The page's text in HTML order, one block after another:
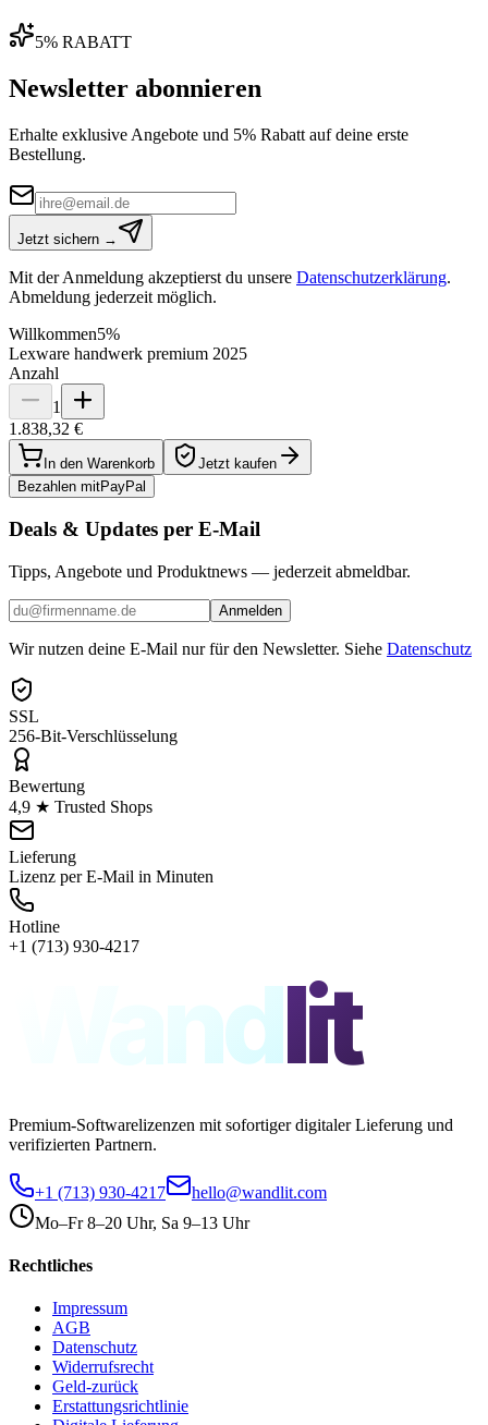
5% RABATT
Newsletter abonnieren
Erhalte exklusive Angebote und 5% Rabatt auf deine erste
Bestellung.
Jetzt sichern →
Mit der Anmeldung akzeptierst du unsere Datenschutzerklärung.
Abmeldung jederzeit möglich.
Willkommen5%
Lexware handwerk premium 2025
Anzahl
1
1.838,32 €
In den Warenkorb
Jetzt kaufen
Bezahlen mitPayPal
Deals & Updates per E-Mail
Tipps, Angebote und Produktnews — jederzeit abmeldbar.
Anmelden
Wir nutzen deine E-Mail nur für den Newsletter. Siehe Datenschutz
SSL
256-Bit-Verschlüsselung
Bewertung
4,9 ★ Trusted Shops
Lieferung
Lizenz per E-Mail in Minuten
Hotline
+1 (713) 930-4217
Wandlit
Premium-Softwarelizenzen mit sofortiger digitaler Lieferung und
verifizierten Partnern.
+1 (713) 930-4217
hello@wandlit.com
Mo–Fr 8–20 Uhr, Sa 9–13 Uhr
Rechtliches
Impressum
AGB
Datenschutz
Widerrufsrecht
Geld-zurück
Erstattungsrichtlinie